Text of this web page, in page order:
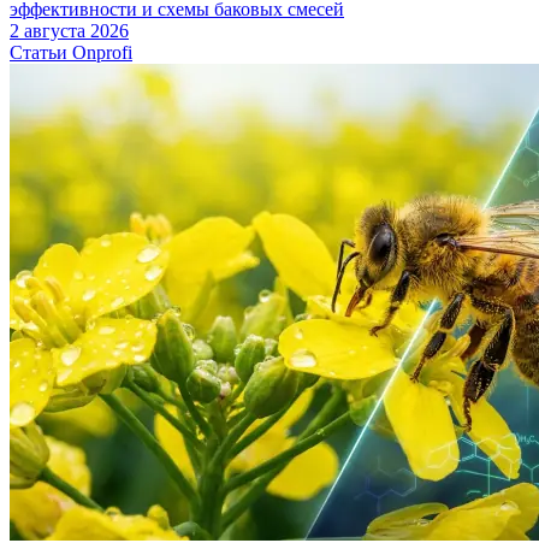
эффективности и схемы баковых смесей
2 августа 2026
Статьи Onprofi